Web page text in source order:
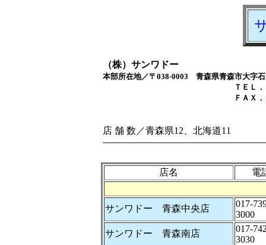
（株）サンワドー
本部所在地／〒038-0003 青森県青森市大字
ＴＥＬ．０１７７－
ＦＡＸ．０１７７－
店 舗 数／青森県12、北海道11
店名 電
サンワドー 青森中央店
017-
3000
サンワドー 青森南店
017-
3030